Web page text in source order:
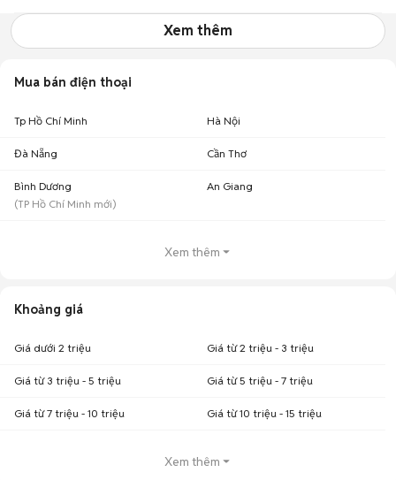
Xem thêm
Mua bán điện thoại
Tp Hồ Chí Minh Hà Nội
Đà Nẵng Cần Thơ
Bình Dương
(TP Hồ Chí Minh mới)
An Giang
Xem thêm
Khoảng giá
Giá dưới 2 triệu Giá từ 2 triệu - 3 triệu
Giá từ 3 triệu - 5 triệu Giá từ 5 triệu - 7 triệu
Giá từ 7 triệu - 10 triệu Giá từ 10 triệu - 15 triệu
Xem thêm